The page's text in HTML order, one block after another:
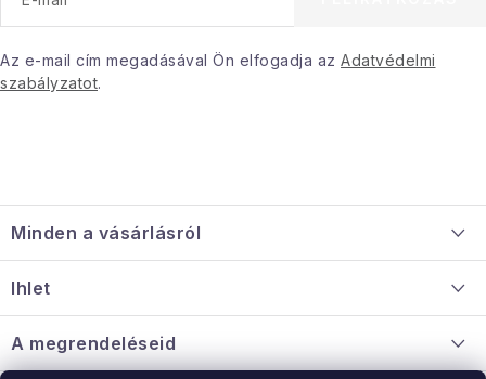
Az e-mail cím megadásával Ön elfogadja az Adatvédelmi
szabályzatot.
á
b
é
c
Minden a vásárlásról
Információ a mellékletről
Nagykereskedelmi együttműködés
Ihlet
A megrendeléseid